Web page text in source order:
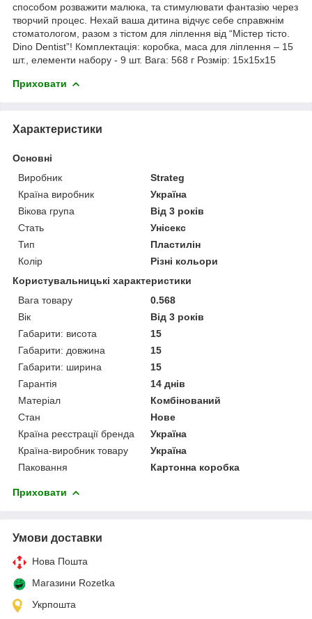
способом розважити малюка, та стимулювати фантазію через
творчий процес. Нехай ваша дитина відчує себе справжнім
стоматологом, разом з тістом для ліплення від “Містер тісто.
Dino Dentist”! Комплектація: коробка, маса для ліплення – 15
шт., елементи набору - 9 шт. Вага: 568 г Розмір: 15х15х15
Приховати
Характеристики
Основні
Виробник
Strateg
Країна виробник
Україна
Вікова група
Від 3 років
Стать
Унісекс
Тип
Пластилін
Колір
Різні кольори
Користувальницькі характеристики
Вага товару
0.568
Вік
Від 3 років
Габарити: висота
15
Габарити: довжина
15
Габарити: ширина
15
Гарантія
14 днів
Матеріал
Комбінований
Стан
Нове
Країна реєстрації бренда
Україна
Країна-виробник товару
Україна
Паковання
Картонна коробка
Приховати
Умови доставки
Нова Пошта
Магазини Rozetka
Укрпошта